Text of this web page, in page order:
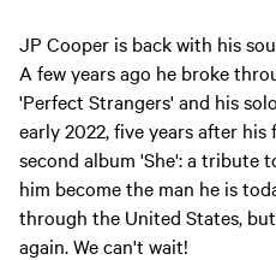
JP Cooper is back with his
A few years ago he broke
'Perfect Strangers' and his
early 2022, five years after
second album 'She': a tribute
him become the man he is
through the United States,
again. We can't wait!